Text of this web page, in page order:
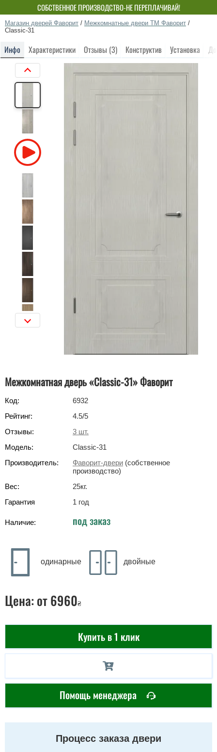
СОБСТВЕННОЕ ПРОИЗВОДСТВО-НЕ ПЕРЕПЛАЧИВАЙ!
Магазин дверей Фаворит / Межкомнатные двери ТМ Фаворит /
Classic-31
Инфо Характеристики Отзывы (3) Конструктив Установка
Межкомнатная дверь «Classic-31»‎ Фаворит
Код:
6932
Рейтинг:
4.5/5
Отзывы:
3 шт.
Модель:
Classic-31
Производитель:
Фаворит-двери (собственное
производство)
Вес:
25кг.
Гарантия
1 год
Наличие: под заказ
одинарные двойные
Цена: от 6960₴
Купить в 1 клик
Помощь менеджера
Процесс заказа двери